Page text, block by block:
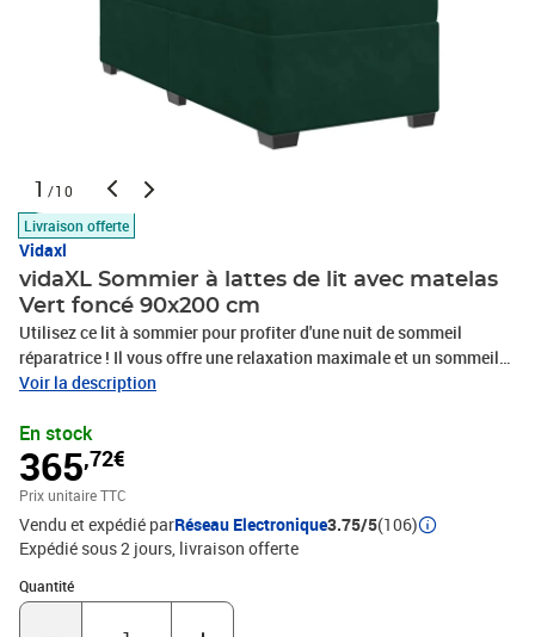
1 /10
Livraison offerte
Vidaxl
vidaXL Sommier à lattes de lit avec matelas
Vert foncé 90x200 cm
Utilisez ce lit à sommier pour profiter d'une nuit de sommeil
réparatrice ! Il vous offre une relaxation maximale et un sommeil
agréable. Matériau doux et confortable : le tissu en velours
agréable contre la peau, vous apportant chaleur et confort
ultime.Matelas à ressorts ensachés : ce matelas à ressorts
ensachés comporte des ressorts ensachés individuels qui
fonctionnent indépendamment pour offrir un soutien personnalisé
en réagissant uniquement à la pression exercée dans chaque zone.
Cette conception empêche « l'enroulement » et réduit le transfert
de mouvement par rapport aux matelas traditionnels à ressorts
ouverts. Chaque ressort ensaché soutient le corps
Voir la description
En stock
365,72€
Prix unitaire TTC
Vendu et expédié parRéseau Electronique3.75/5(106)
Expédié sous 2 jours livraison offerte
Quantité
Quantité : 1